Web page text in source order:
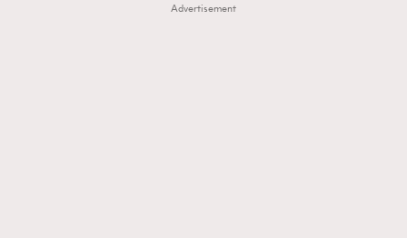
Advertisement